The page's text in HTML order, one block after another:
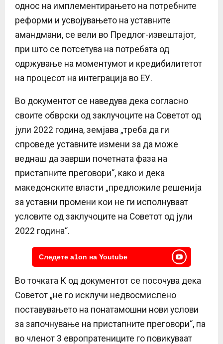
однос на имплементирањето на потребните
реформи и усвојувањето на уставните
амандмани, се вели во Предлог-извештајот,
при што се потсетува на потребата од
одржување на моментумот и кредибилитетот
на процесот на интеграција во ЕУ.
Во документот се наведува дека согласно
своите обврски од заклучоците на Советот од
јули 2022 година, земјава „треба да ги
спроведе уставните измени за да може
веднаш да заврши почетната фаза на
пристапните преговори“, како и дека
македонските власти „предложиле решенија
за уставни промени кои не ги исполнуваат
условите од заклучоците на Советот од јули
2022 година“.
Следете a1on на Youtube
Во точката К од документот се посочува дека
Советот „не го исклучи недвосмислено
поставувањето на понатамошни нови услови
за започнување на пристапните преговори“, па
во членот 3 европратениците го повикуваат